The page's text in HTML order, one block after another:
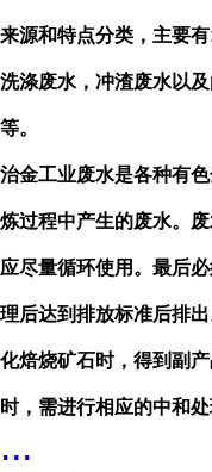
来源和特点分类，主要有
洗涤废水，冲渣废水以
等。
治金工业废水是各种有
炼过程中产生的废水。
应尽量循环使用。最后
理后达到排放标准后排
化焙烧矿石时，得到副
时，需进行相应的中和处
...